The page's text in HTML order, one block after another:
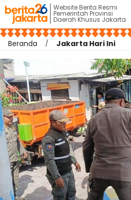
Website Berita Resmi
Pemerintah Provinsi
Daerah Khusus Jakarta
Beranda Jakarta Hari Ini